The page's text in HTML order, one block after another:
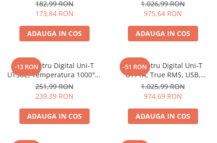
hFE Tranzistori, Testare Diode
182,99 RON
173,84 RON
ADAUGA IN COS
Temperatura, USB RS232,
Masurare Tranzistori
1.026,99 RON
975,64 RON
ADAUGA IN COS
-13 RON
Multimetru Digital Uni-T
UT58C, Temperatura 1000°C,
Frecventa 20kHz, Capacitate
100µF, Oprire Automata
251,99 RON
239,39 RON
ADAUGA IN COS
-51 RON
Multimetru Digital Uni-T
UT71A, True RMS, USB,
Autoscalare, Capacitate,
Frecventa, Masurare Relativa,
Iluminare Fundal
1.025,99 RON
974,69 RON
ADAUGA IN COS